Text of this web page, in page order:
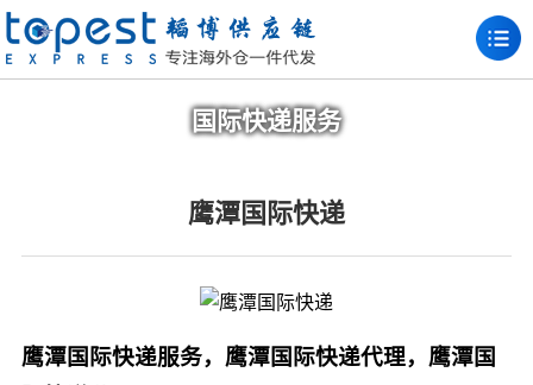
国际快递服务
鹰潭国际快递
鹰潭国际快递服务，鹰潭国际快递代理，鹰潭国